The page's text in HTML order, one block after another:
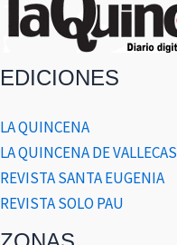
EDICIONES
LA QUINCENA
LA QUINCENA DE VALLECAS
REVISTA SANTA EUGENIA
REVISTA SOLO PAU